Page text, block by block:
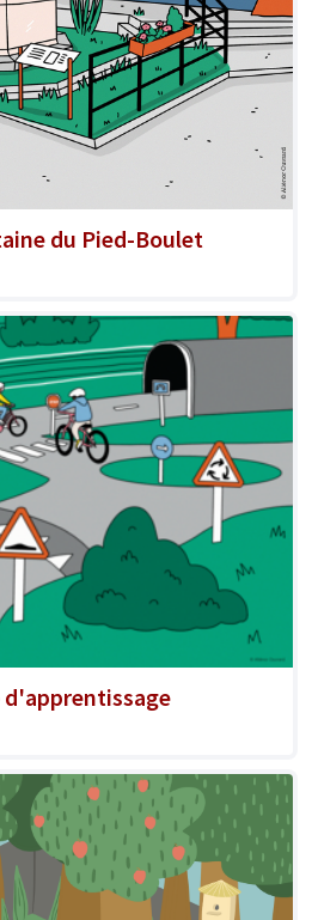
du Pied-Boulet
d'apprentissage